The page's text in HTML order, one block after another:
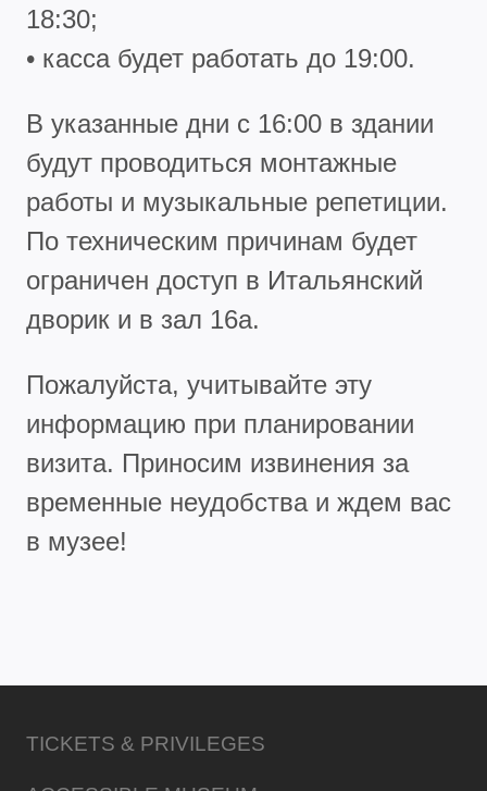
18:30;
• касса будет работать до 19:00.
В указанные дни с 16:00 в здании
будут проводиться монтажные
работы и музыкальные репетиции.
По техническим причинам будет
ограничен доступ в Итальянский
дворик и в зал 16а.
Пожалуйста, учитывайте эту
информацию при планировании
визита. Приносим извинения за
временные неудобства и ждем вас
в музее!
TICKETS & PRIVILEGES